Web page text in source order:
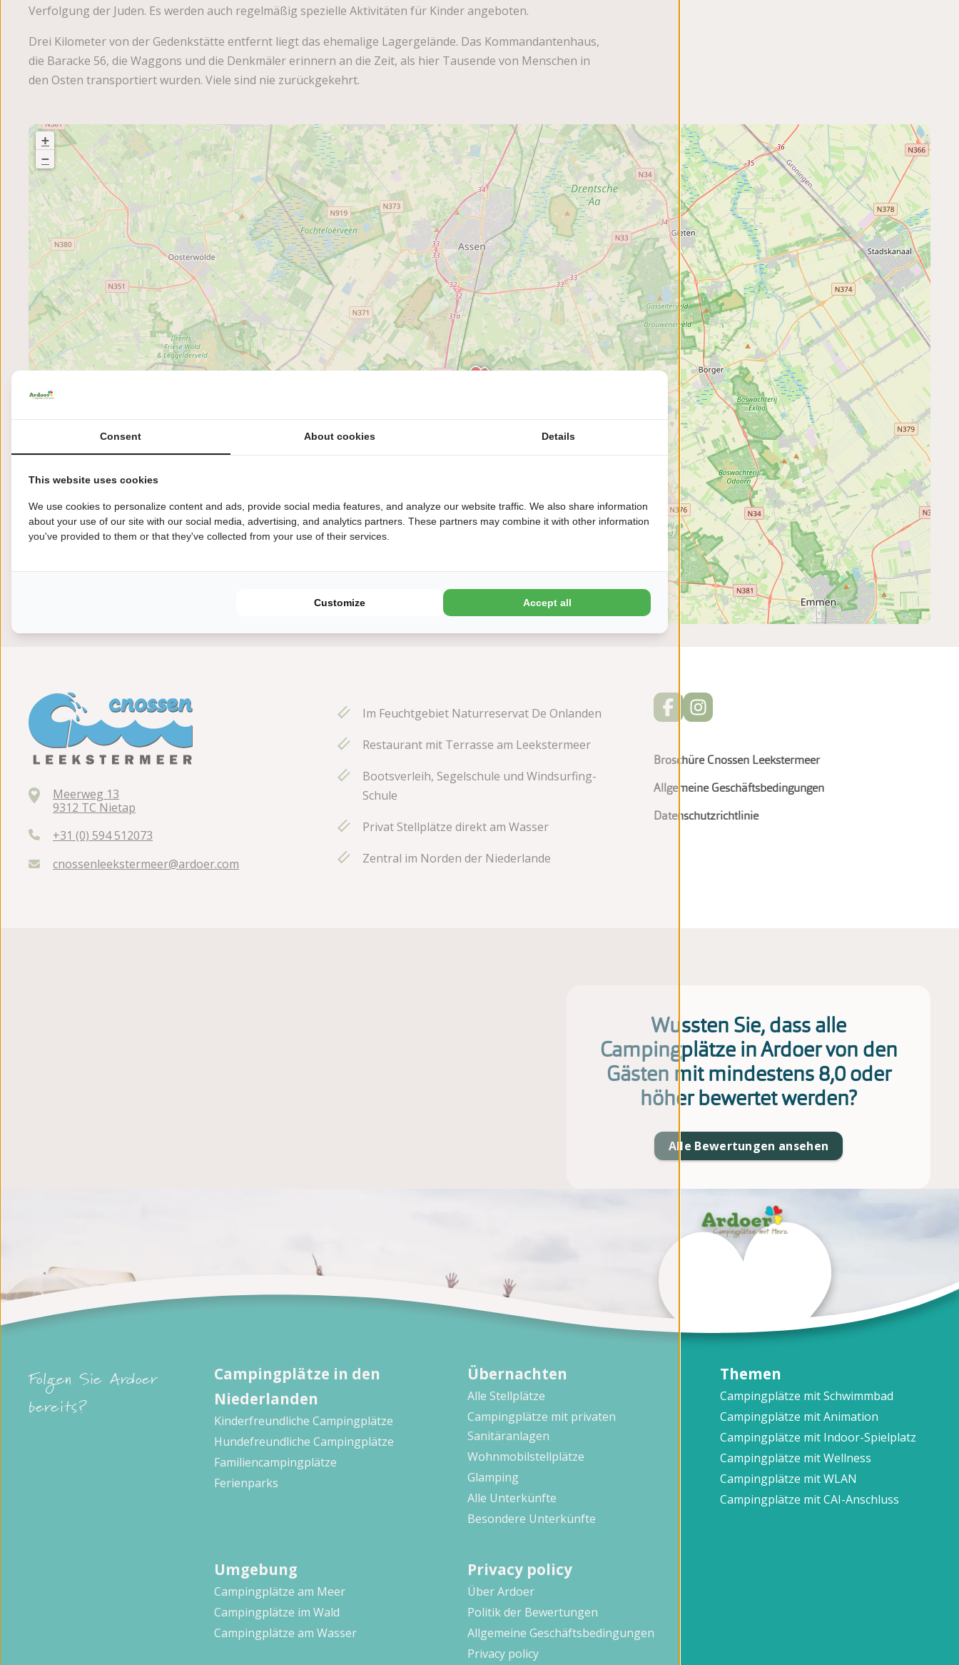
Verfolgung der Juden. Es werden auch regelmäßig spezielle Aktivitäten für Kinder angeboten.
Drei Kilometer von der Gedenkstätte entfernt liegt das ehemalige Lagergelände. Das Kommandantenhaus,
die Baracke 56, die Waggons und die Denkmäler erinnern an die Zeit, als hier Tausende von Menschen in
den Osten transportiert wurden. Viele sind nie zurückgekehrt.
+
−
Meerweg 13
9312 TC Nietap
+31 (0) 594 512073
cnossenleekstermeer@ardoer.com
Im Feuchtgebiet Naturreservat De Onlanden
Restaurant mit Terrasse am Leekstermeer
Bootsverleih, Segelschule und Windsurfing-
Schule
Privat Stellplätze direkt am Wasser
Zentral im Norden der Niederlande
Broschüre Cnossen Leekstermeer
Allgemeine Geschäftsbedingungen
Datenschutzrichtlinie
Wussten Sie, dass alle
Campingplätze in Ardoer von den
Gästen mit mindestens 8,0 oder
höher bewertet werden?
Alle Bewertungen ansehen
Folgen Sie Ardoer
bereits?
Campingplätze in den
Niederlanden
Kinderfreundliche Campingplätze
Hundefreundliche Campingplätze
Familiencampingplätze
Ferienparks
Übernachten
Alle Stellplätze
Campingplätze mit privaten
Sanitäranlagen
Wohnmobilstellplätze
Glamping
Alle Unterkünfte
Besondere Unterkünfte
Themen
Campingplätze mit Schwimmbad
Campingplätze mit Animation
Campingplätze mit Indoor-Spielplatz
Campingplätze mit Wellness
Campingplätze mit WLAN
Campingplätze mit CAI-Anschluss
Umgebung
Campingplätze am Meer
Campingplätze im Wald
Campingplätze am Wasser
Privacy policy
Über Ardoer
Politik der Bewertungen
Allgemeine Geschäftsbedingungen
Privacy policy
Consent About cookies Details
This website uses cookies
We use cookies to personalize content and ads, provide social media features, and analyze our website traffic. We also share information
about your use of our site with our social media, advertising, and analytics partners. These partners may combine it with other information
you've provided to them or that they've collected from your use of their services.
Customize Accept all